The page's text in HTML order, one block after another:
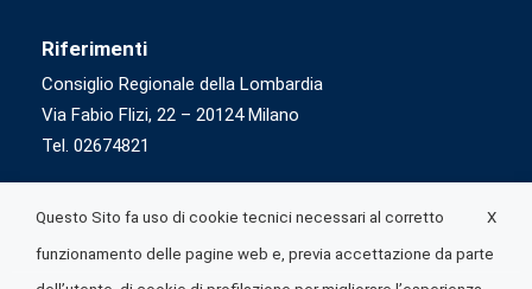
Riferimenti
Consiglio Regionale della Lombardia
Via Fabio Flizi, 22 – 20124 Milano
Tel. 02674821
X
Questo Sito fa uso di cookie tecnici necessari al corretto
funzionamento delle pagine web e, previa accettazione da parte